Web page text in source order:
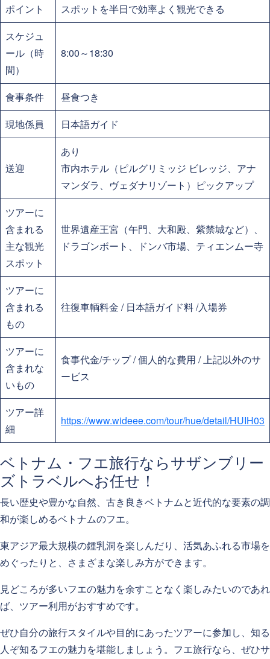
ポイント
スポットを半日で効率よく観光できる
スケジュ
ール（時
間）
8:00～18:30
食事条件
昼食つき
現地係員
日本語ガイド
送迎
あり
市内ホテル（ピルグリミッジ ビレッジ、アナ
マンダラ、ヴェダナリゾート）ピックアップ
ツアーに
含まれる
主な観光
スポット
世界遺産王宮（午門、大和殿、紫禁城など）、
ドラゴンボート、ドンバ市場、ティエンムー寺
ツアーに
含まれる
もの
往復車輌料金 / 日本語ガイド料 /入場券
ツアーに
含まれな
いもの
食事代金/チップ / 個人的な費用 / 上記以外のサ
ービス
ツアー詳
細
https://www.wideee.com/tour/hue/detail/HUIH03
ベトナム・フエ旅行ならサザンブリー
ズトラベルへお任せ！
長い歴史や豊かな自然、古き良きベトナムと近代的な要素の調
和が楽しめるベトナムのフエ。
東アジア最大規模の鍾乳洞を楽しんだり、活気あふれる市場を
めぐったりと、さまざまな楽しみ方ができます。
見どころが多いフエの魅力を余すことなく楽しみたいのであれ
ば、ツアー利用がおすすめです。
ぜひ自分の旅行スタイルや目的にあったツアーに参加し、知る
人ぞ知るフエの魅力を堪能しましょう。フエ旅行なら、ぜひサ